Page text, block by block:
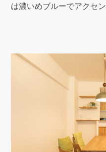
は濃いめブルーでアクセ